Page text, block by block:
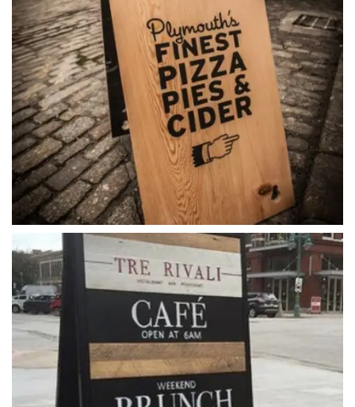
ahsap_ayakli_tabela (4)
ahsap_ayakli_tabela (5)